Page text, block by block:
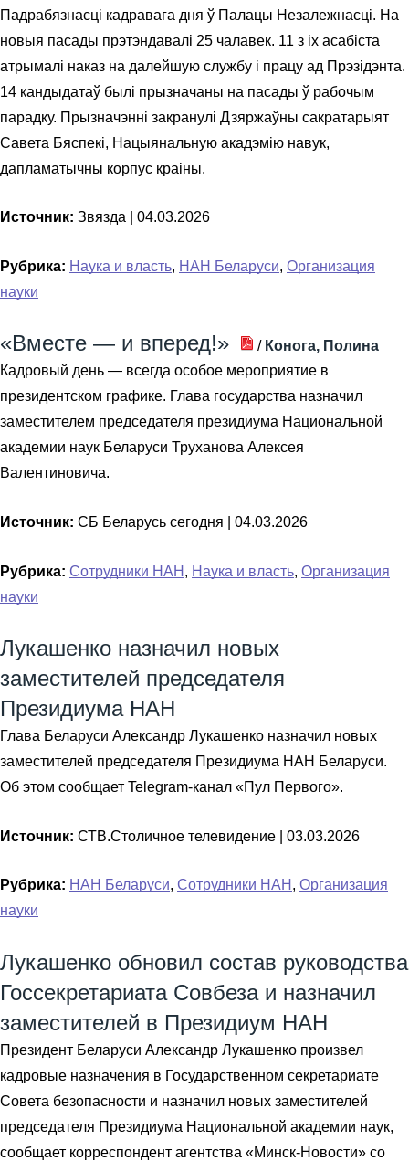
Падрабязнасці кадравага дня ў Палацы Незалежнасці. На
новыя пасады прэтэндавалі 25 чалавек. 11 з іх асабіста
атрымалі наказ на далейшую службу і працу ад Прэзідэнта.
14 кандыдатаў былі прызначаны на пасады ў рабочым
парадку. Прызначэнні закранулі Дзяржаўны сакратарыят
Савета Бяспекі, Нацыянальную акадэмію навук,
дапламатычны корпус краіны.
Источник: Звязда | 04.03.2026
Рубрика: Наука и власть, НАН Беларуси, Организация
науки
«Вместе — и вперед!» / Конога, Полина
Кадровый день — всегда особое мероприятие в
президентском графике. Глава государства назначил
заместителем председателя президиума Национальной
академии наук Беларуси Труханова Алексея
Валентиновича.
Источник: СБ Беларусь сегодня | 04.03.2026
Рубрика: Сотрудники НАН , Наука и власть, Организация
науки
Лукашенко назначил новых
заместителей председателя
Президиума НАН
Глава Беларуси Александр Лукашенко назначил новых
заместителей председателя Президиума НАН Беларуси.
Об этом сообщает Telegram-канал «Пул Первого».
Источник: СТВ.Столичное телевидение | 03.03.2026
Рубрика: НАН Беларуси, Сотрудники НАН , Организация
науки
Лукашенко обновил состав руководства
Госсекретариата Совбеза и назначил
заместителей в Президиум НАН
Президент Беларуси Александр Лукашенко произвел
кадровые назначения в Государственном секретариате
Совета безопасности и назначил новых заместителей
председателя Президиума Национальной академии наук,
сообщает корреспондент агентства «Минск-Новости» со